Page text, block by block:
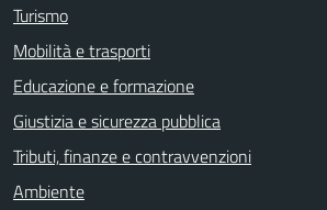
Turismo
Mobilità e trasporti
Educazione e formazione
Giustizia e sicurezza pubblica
Tributi, finanze e contravvenzioni
Ambiente